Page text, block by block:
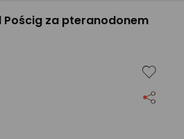
Pościg za pteranodonem